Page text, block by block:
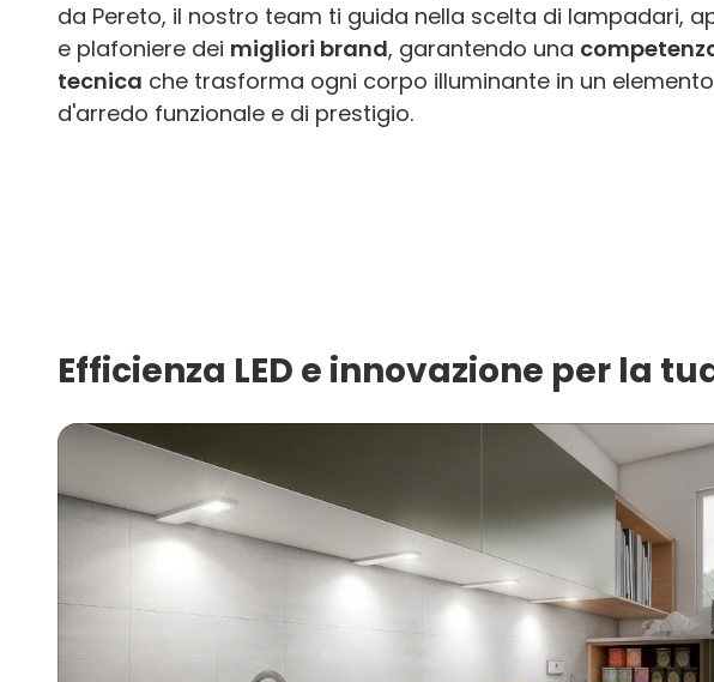
da Pereto, il nostro team ti guida nella scelta di lampadari,
e plafoniere dei migliori brand, garantendo una
tecnica che trasforma ogni corpo illuminante in un elemento
d'arredo funzionale e di prestigio.
Efficienza LED e innovazione per la